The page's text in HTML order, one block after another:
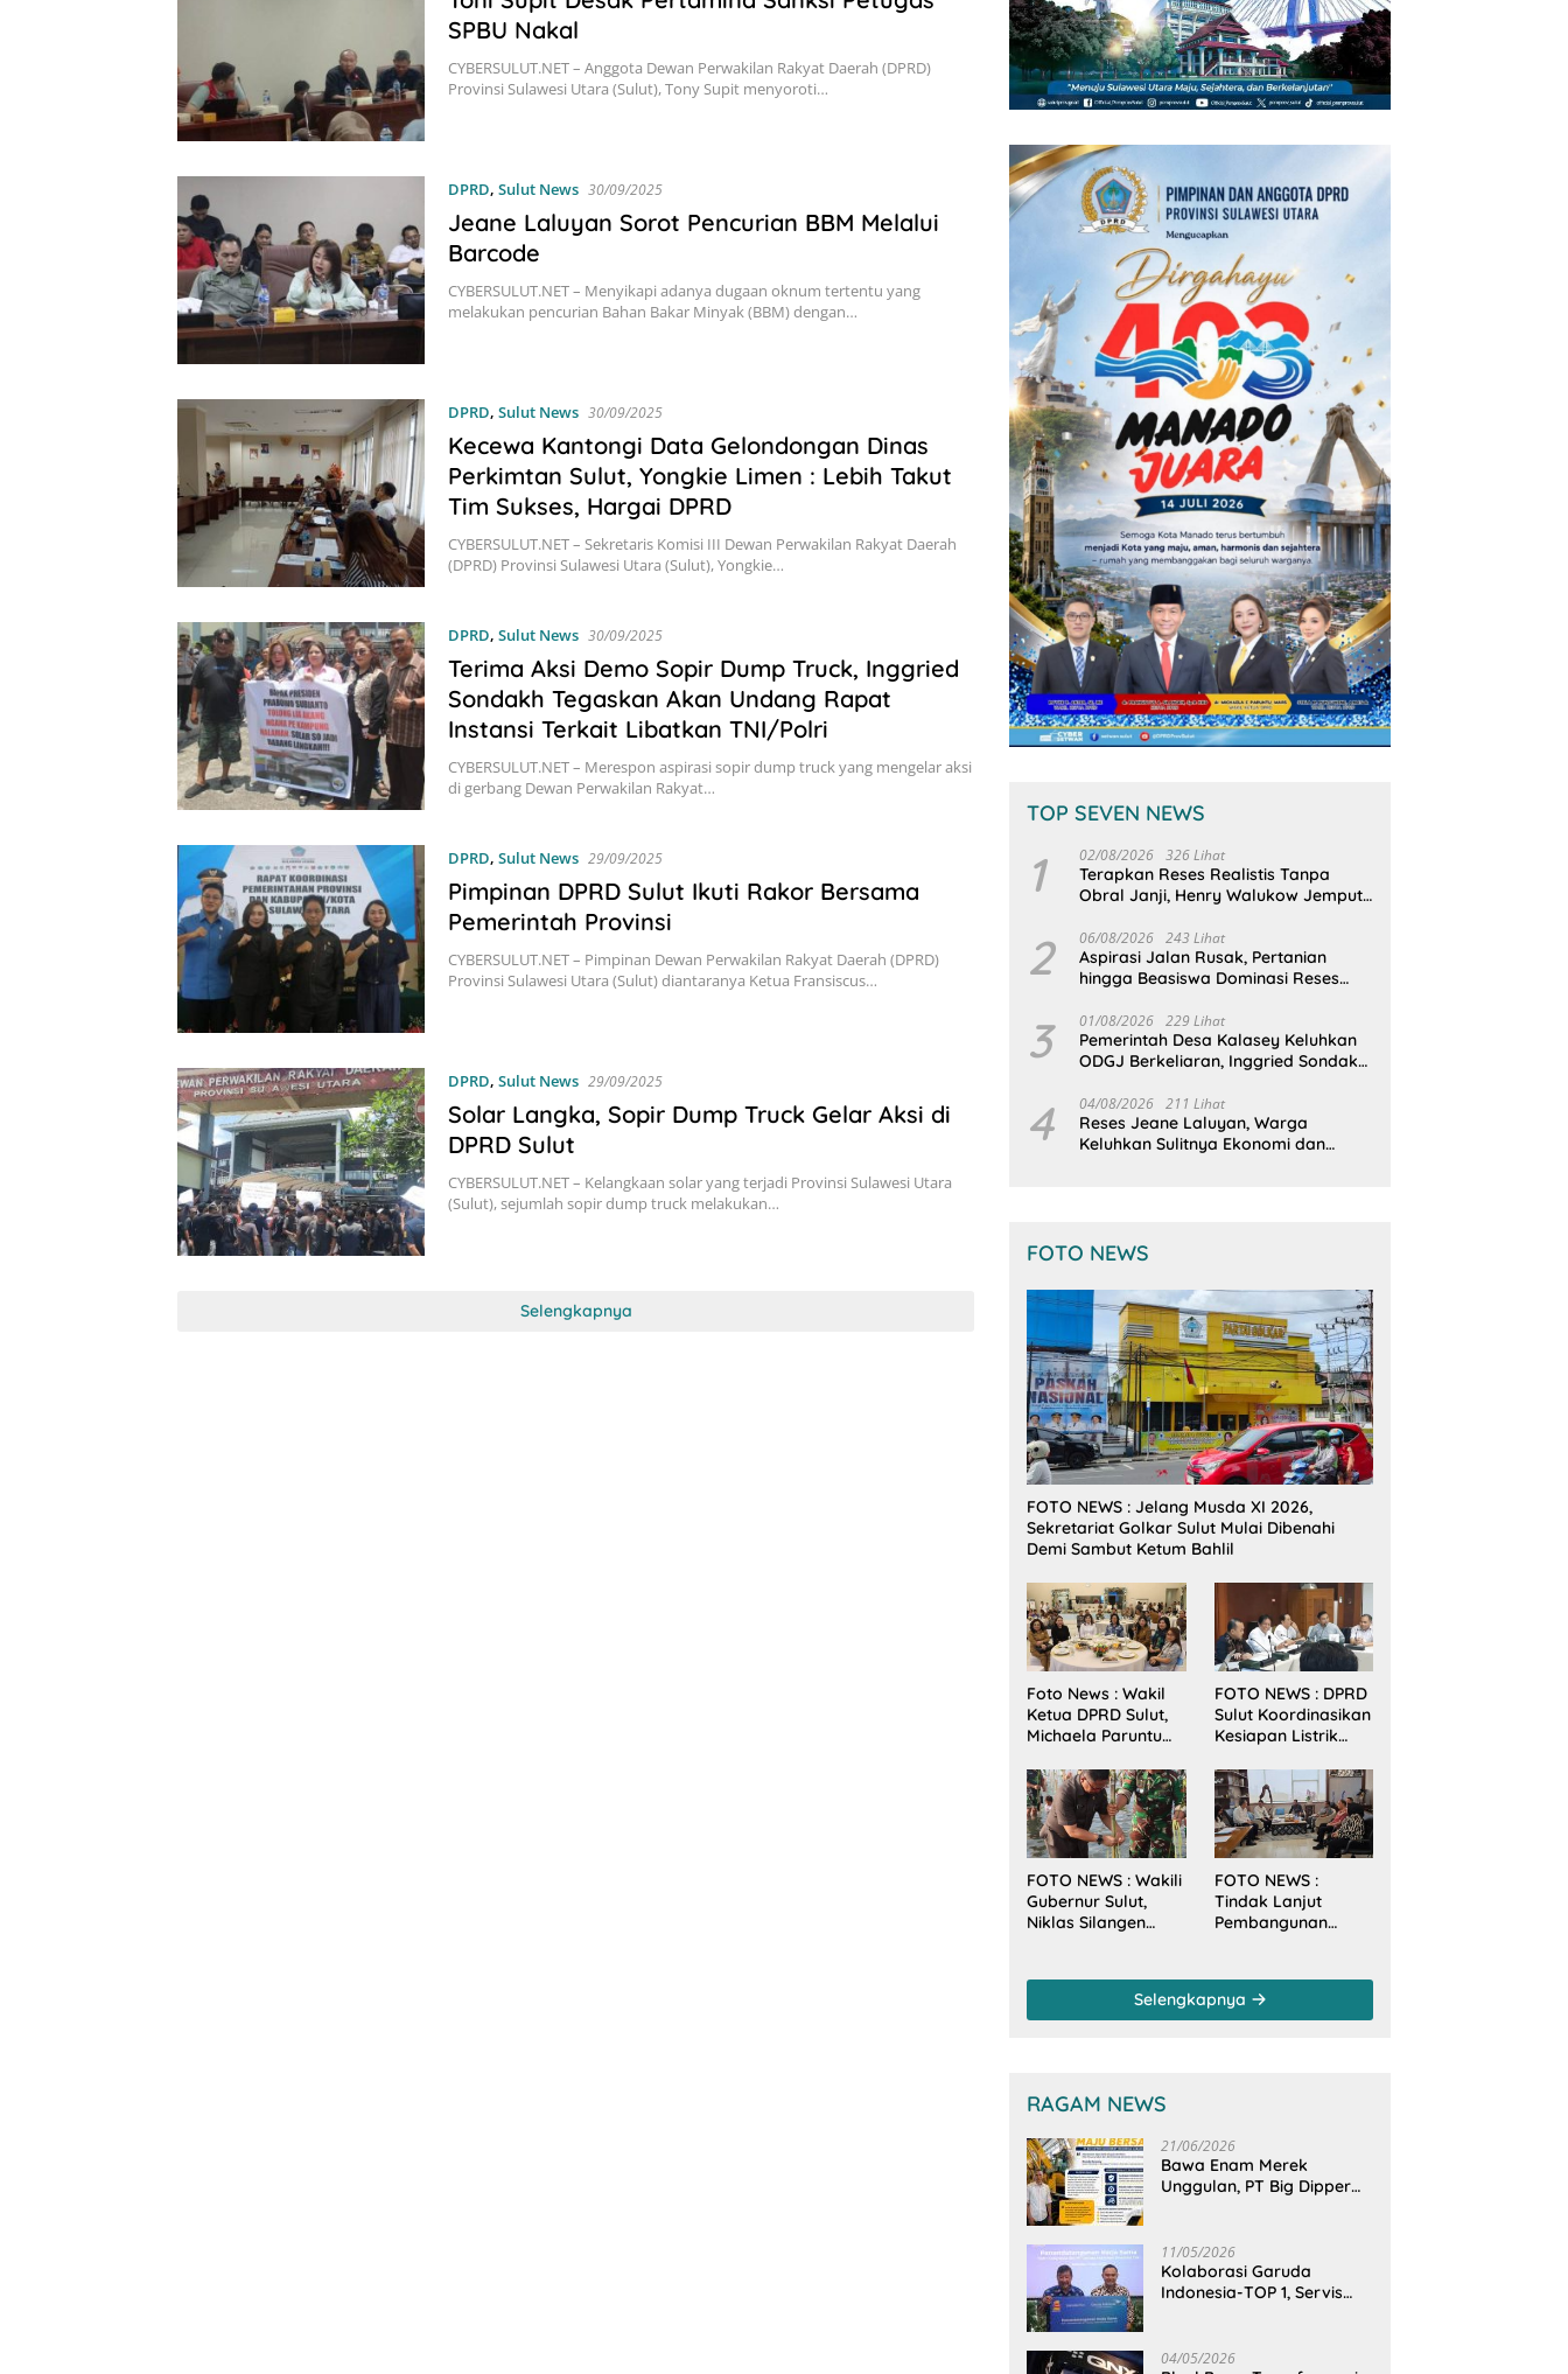
SPBU Nakal
CYBERSULUT.NET – Anggota Dewan Perwakilan Rakyat Daerah (DPRD)
Provinsi Sulawesi Utara (Sulut), Tony Supit menyoroti…
DPRD, Sulut News 30/09/2025
Jeane Laluyan Sorot Pencurian BBM Melalui
Barcode
CYBERSULUT.NET – Menyikapi adanya dugaan oknum tertentu yang
melakukan pencurian Bahan Bakar Minyak (BBM) dengan…
DPRD, Sulut News 30/09/2025
Kecewa Kantongi Data Gelondongan Dinas
Perkimtan Sulut, Yongkie Limen : Lebih Takut
Tim Sukses, Hargai DPRD
CYBERSULUT.NET – Sekretaris Komisi III Dewan Perwakilan Rakyat Daerah
(DPRD) Provinsi Sulawesi Utara (Sulut), Yongkie…
DPRD, Sulut News 30/09/2025
Terima Aksi Demo Sopir Dump Truck, Inggried
Sondakh Tegaskan Akan Undang Rapat
Instansi Terkait Libatkan TNI/Polri
CYBERSULUT.NET – Merespon aspirasi sopir dump truck yang mengelar aksi
di gerbang Dewan Perwakilan Rakyat…
DPRD, Sulut News 29/09/2025
Pimpinan DPRD Sulut Ikuti Rakor Bersama
Pemerintah Provinsi
CYBERSULUT.NET – Pimpinan Dewan Perwakilan Rakyat Daerah (DPRD)
Provinsi Sulawesi Utara (Sulut) diantaranya Ketua Fransiscus…
DPRD, Sulut News 29/09/2025
Solar Langka, Sopir Dump Truck Gelar Aksi di
DPRD Sulut
CYBERSULUT.NET – Kelangkaan solar yang terjadi Provinsi Sulawesi Utara
(Sulut), sejumlah sopir dump truck melakukan…
Selengkapnya
TOP SEVEN NEWS
1 02/08/2026 326 Lihat
Terapkan Reses Realistis Tanpa
Obral Janji, Henry Walukow Jemput
Desa
2 06/08/2026 243 Lihat
Aspirasi Jalan Rusak, Pertanian
hingga Beasiswa Dominasi Reses
3 01/08/2026 229 Lihat
Pemerintah Desa Kalasey Keluhkan
ODGJ Berkeliaran, Inggried Sondakh
4 04/08/2026 211 Lihat
Reses Jeane Laluyan, Warga
Keluhkan Sulitnya Ekonomi dan
FOTO NEWS
FOTO NEWS : Jelang Musda XI 2026,
Sekretariat Golkar Sulut Mulai Dibenahi
Demi Sambut Ketum Bahlil
Foto News : Wakil
Ketua DPRD Sulut,
Michaela Paruntu
Makan Malam
Gubernur Sulut
Bersama
Wamenkes RI
FOTO NEWS : DPRD
Sulut Koordinasikan
Kesiapan Listrik
Tahun Baru 2026
FOTO NEWS : Wakili
Gubernur Sulut,
Niklas Silangen
Desa Arakan Minsel
FOTO NEWS :
Tindak Lanjut
Pembangunan
Sulut Sambangi
Dirjen SDA
Selengkapnya
RAGAM NEWS
21/06/2026
Bawa Enam Merek
Unggulan, PT Big Dipper
Pasar di Sulawesi Utara
11/05/2026
Kolaborasi Garuda
Indonesia-TOP 1, Servis
04/05/2026